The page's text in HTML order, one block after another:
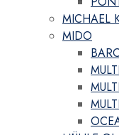
MICHAEL
MIDO